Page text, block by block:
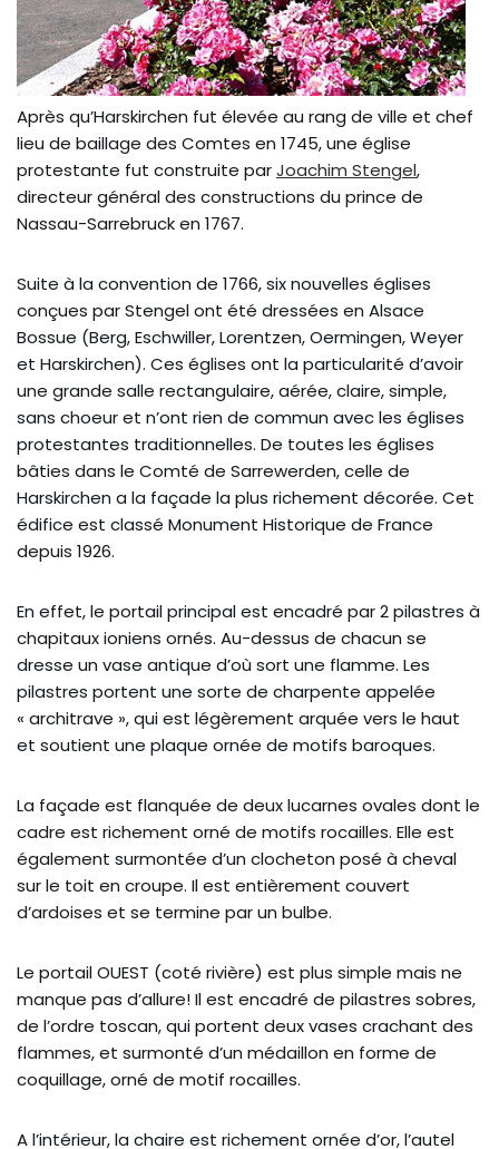
Après qu’Harskirchen fut élevée au rang de ville et chef
lieu de baillage des Comtes en 1745, une église
protestante fut construite parJoachim Stengel,
directeur général des constructions du prince de
Nassau-Sarrebruck en 1767.
Suite à la convention de 1766, six nouvelles églises
conçues par Stengel ont été dressées en Alsace
Bossue (Berg, Eschwiller, Lorentzen, Oermingen, Weyer
et Harskirchen). Ces églises ont la particularité d’avoir
une grande salle rectangulaire, aérée, claire, simple,
sans choeur et n’ont rien de commun avec les églises
protestantes traditionnelles. De toutes les églises
bâties dans le Comté de Sarrewerden, celle de
Harskirchen a la façade la plus richement décorée. Cet
édifice est classé Monument Historique de France
depuis 1926.
En effet, le portail principal est encadré par 2 pilastres à
chapitaux ioniens ornés. Au-dessus de chacun se
dresse un vase antique d’où sort une flamme. Les
pilastres portent une sorte de charpente appelée
« architrave », qui est légèrement arquée vers le haut
et soutient une plaque ornée de motifs baroques.
La façade est flanquée de deux lucarnes ovales dont le
cadre est richement orné de motifs rocailles. Elle est
également surmontée d’un clocheton posé à cheval
sur le toit en croupe. Il est entièrement couvert
d’ardoises et se termine par un bulbe.
Le portail OUEST (coté rivière) est plus simple mais ne
manque pas d’allure! Il est encadré de pilastres sobres,
de l’ordre toscan, qui portent deux vases crachant des
flammes, et surmonté d’un médaillon en forme de
coquillage, orné de motif rocailles.
A l’intérieur, la chaire est richement ornée d’or, l’autel